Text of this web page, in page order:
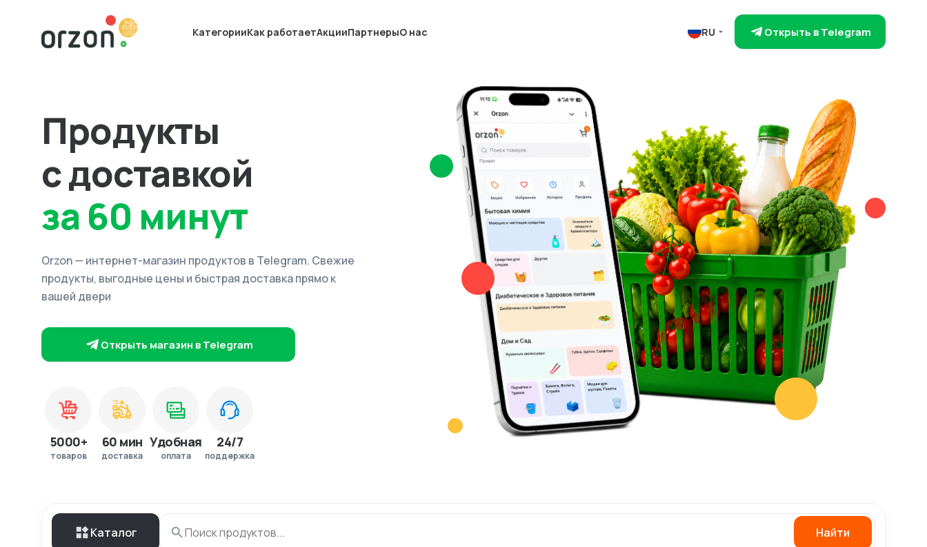
КатегорииКак работаетАкцииПартнерыО нас RU Открыть в Telegram
Продукты
с доставкой
за 60 минут
Orzon — интернет-магазин продуктов в Telegram. Свежие
продукты, выгодные цены и быстрая доставка прямо к
вашей двери
Открыть магазин в Telegram
5000+
товаров
60 мин
доставка
Удобная
оплата
24/7
поддержка
Каталог Найти